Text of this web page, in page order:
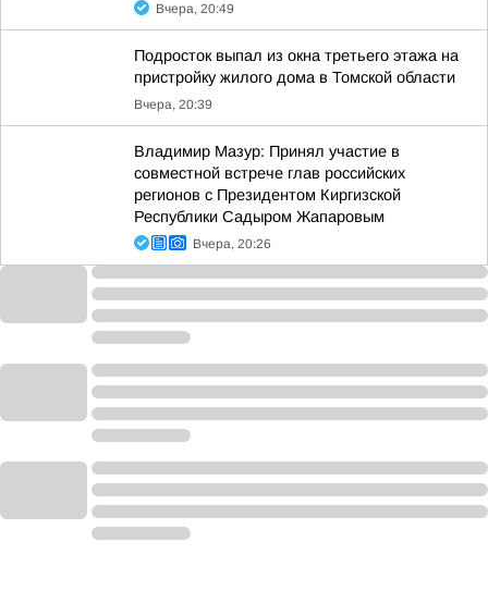
Вчера, 20:49
Подросток выпал из окна третьего этажа на
пристройку жилого дома в Томской области
Вчера, 20:39
Владимир Мазур: Принял участие в
совместной встрече глав российских
регионов с Президентом Киргизской
Республики Садыром Жапаровым
Вчера, 20:26